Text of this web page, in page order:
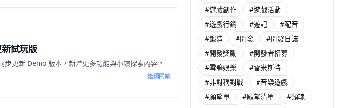
試玩版
更新 Demo 版本，新增更多功能與小鎮探索內容。
繼續閱讀
#遊戲創作
#遊戲活動
#遊戲行銷
#遊記
#配音
#鍛造
#開發
#開發日誌
#開發獎勵
#開發者招募
#雪鴞娛樂
#雷米斯特
#非對稱對戰
#音樂遊戲
#願望單
#願望清單
#類魂